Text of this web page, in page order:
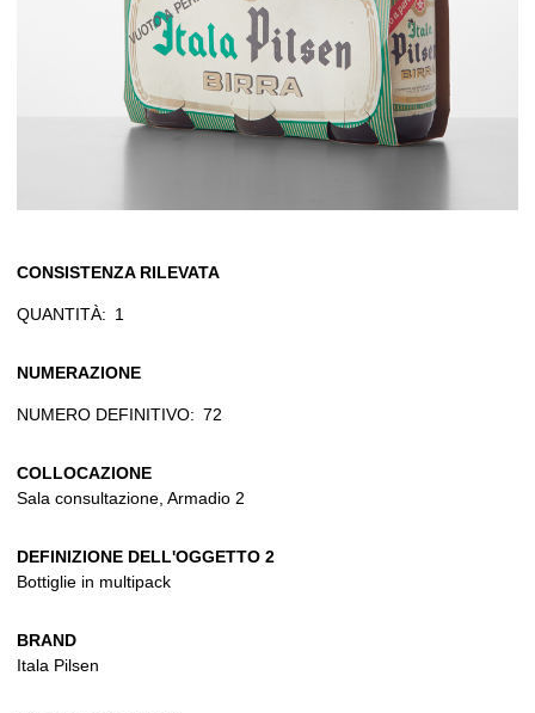
CONSISTENZA RILEVATA
QUANTITÀ: 1
NUMERAZIONE
NUMERO DEFINITIVO: 72
COLLOCAZIONE
Sala consultazione, Armadio 2
DEFINIZIONE DELL'OGGETTO 2
Bottiglie in multipack
BRAND
Itala Pilsen